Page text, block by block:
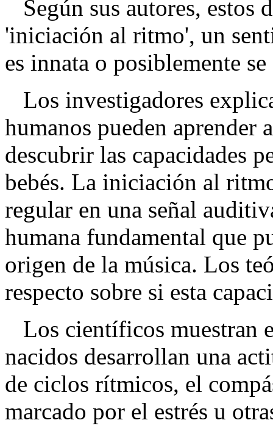
Según sus autores, estos
'iniciación al ritmo', un
es innata o posiblemente
Los investigadores
humanos pueden aprender
descubrir las capacidades
bebés. La iniciación al
regular en una señal
humana fundamental que
origen de la música. Los
respecto sobre si esta
Los científicos muestran
nacidos desarrollan una
de ciclos rítmicos, el
marcado por el estrés u